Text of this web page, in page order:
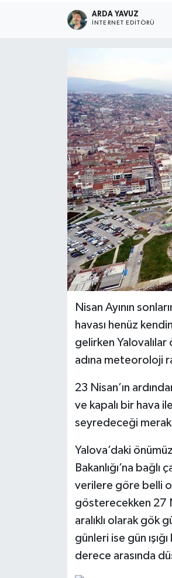
ARDA YAVUZ
İNTERNET EDITÖRÜ
Nisan Ayının
havası henüz
gelirken
adına meteoroloji
23 Nisan’ın
ve kapalı bir hava
seyredeceği
Yalova’daki
Bakanlığı’na
verilere göre belli
gösterecekken 27
aralıklı olarak gök
günleri ise gün
derece arasında
İLÇELERİMİZ
RESMİ İLAN